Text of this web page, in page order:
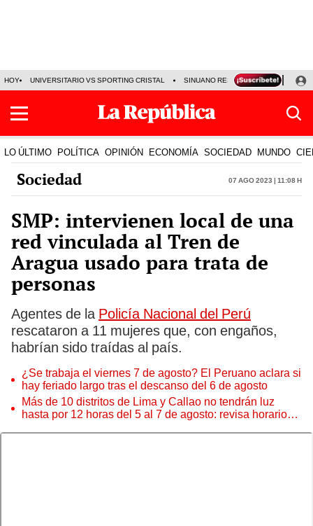
HOY UNIVERSITARIO VS SPORTING CRISTAL SINUANO RESULTADOS HOY
LO ÚLTIMO POLÍTICA OPINIÓN ECONOMÍA SOCIEDAD MUNDO
Sociedad 07 Ago 2023 | 11:08 h
SMP: intervienen local de una
red vinculada al Tren de
Aragua usado para trata de
personas
Agentes de la Policía Nacional del Perú
rescataron a 11 mujeres que, con engaños,
habrían sido traídas al país.
¿Se trabaja el viernes 7 de agosto? El Peruano aclara si
hay feriado largo tras el descanso del 6 de agosto
Más de 10 distritos de Lima y Callao no tendrán luz
hasta por 12 horas del 5 al 7 de agosto: revisa horarios y